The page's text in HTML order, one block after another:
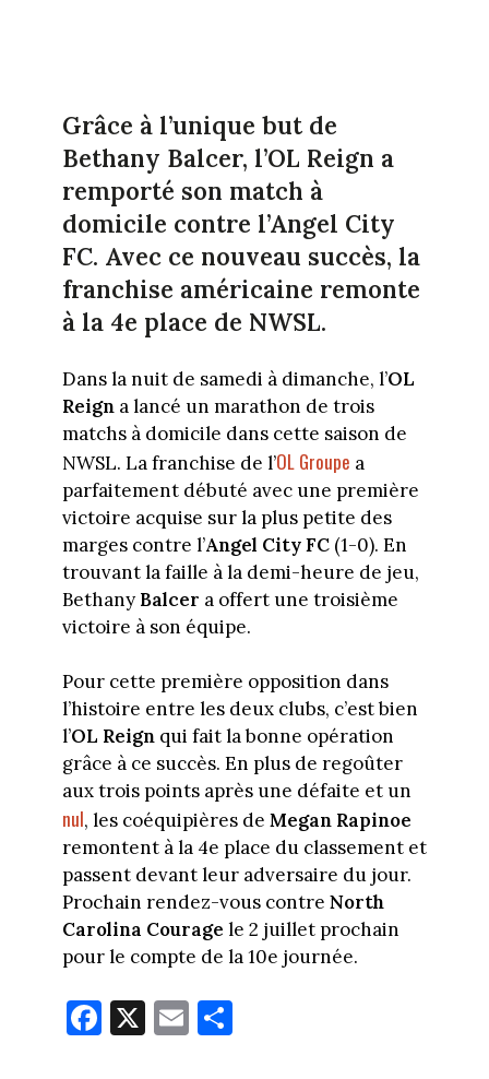
Grâce à l’unique but de
Bethany Balcer, l’OL Reign a
remporté son match à
domicile contre l’Angel City
FC. Avec ce nouveau succès, la
franchise américaine remonte
à la 4e place de NWSL.
Dans la nuit de samedi à dimanche, l’OL
Reigna lancé un marathon de trois
matchs à domicile dans cette saison de
NWSL. La franchise de l’OL Groupe a
parfaitement débuté avec une première
victoire acquise sur la plus petite des
marges contre l’Angel City FC(1-0). En
trouvant la faille à la demi-heure de jeu,
Bethany Balcer a offert une troisième
victoire à son équipe.
Pour cette première opposition dans
l’histoire entre les deux clubs, c’est bien
l’OL Reignqui fait la bonne opération
grâce à ce succès. En plus de regoûter
aux trois points après une défaite et un
nul, les coéquipières de Megan Rapinoe
remontent à la 4e place du classement et
passent devant leur adversaire du jour.
Prochain rendez-vous contre North
Carolina Courage le 2 juillet prochain
pour le compte de la 10e journée.
Fa
ce
X E
m
Pa
rt